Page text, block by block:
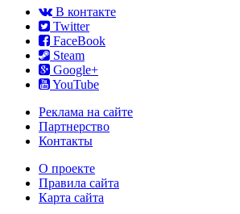
В контакте
Twitter
FaceBook
Steam
Google+
YouTube
Реклама на сайте
Партнерство
Контакты
О проекте
Правила сайта
Карта сайта